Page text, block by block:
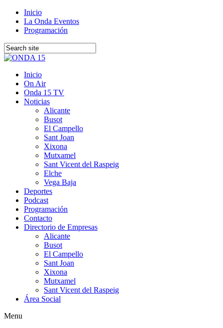
Inicio
La Onda Eventos
Programación
Inicio
On Air
Onda 15 TV
Noticias
Alicante
Busot
El Campello
Sant Joan
Xixona
Mutxamel
Sant Vicent del Raspeig
Elche
Vega Baja
Deportes
Podcast
Programación
Contacto
Directorio de Empresas
Alicante
Busot
El Campello
Sant Joan
Xixona
Mutxamel
Sant Vicent del Raspeig
Área Social
Menu